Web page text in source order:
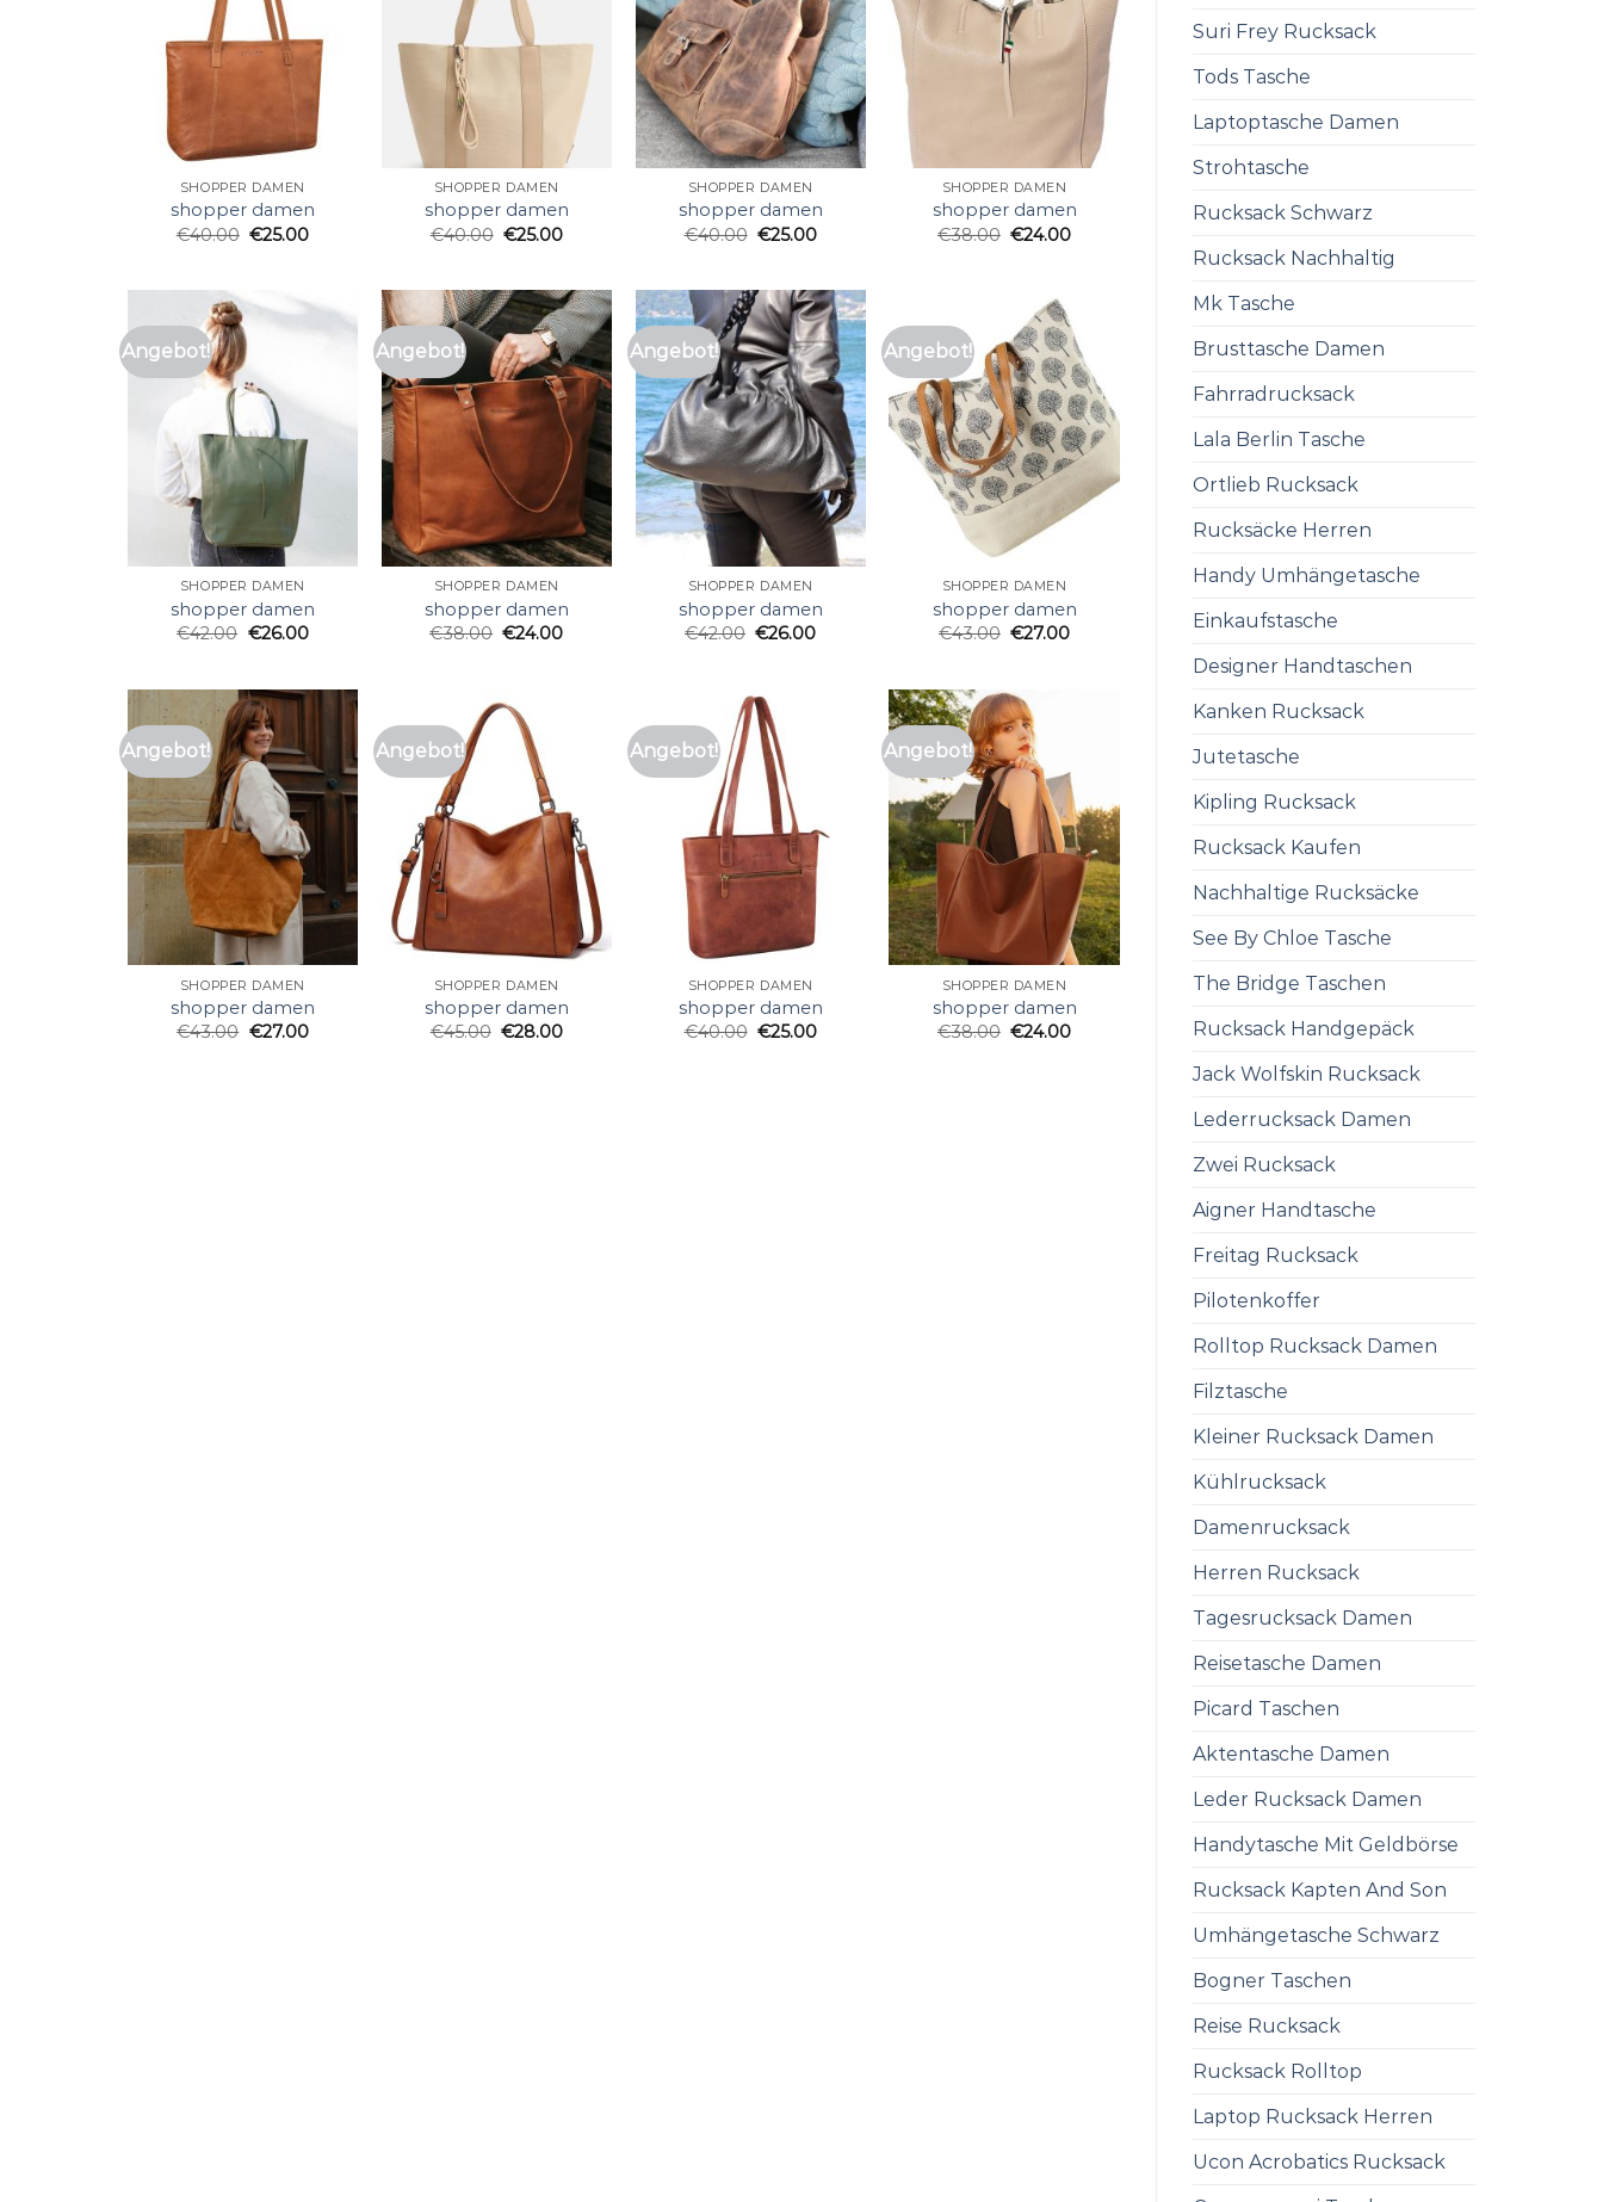
Suri Frey Rucksack
Tods Tasche
Laptoptasche Damen
Strohtasche
Rucksack Schwarz
Rucksack Nachhaltig
Mk Tasche
Brusttasche Damen
Fahrradrucksack
Lala Berlin Tasche
Ortlieb Rucksack
Rucksäcke Herren
Handy Umhängetasche
Einkaufstasche
Designer Handtaschen
Kanken Rucksack
Jutetasche
Kipling Rucksack
Rucksack Kaufen
Nachhaltige Rucksäcke
See By Chloe Tasche
The Bridge Taschen
Rucksack Handgepäck
Jack Wolfskin Rucksack
Lederrucksack Damen
Zwei Rucksack
Aigner Handtasche
Freitag Rucksack
Pilotenkoffer
Rolltop Rucksack Damen
Filztasche
Kleiner Rucksack Damen
Kühlrucksack
Damenrucksack
Herren Rucksack
Tagesrucksack Damen
Reisetasche Damen
Picard Taschen
Aktentasche Damen
Leder Rucksack Damen
Handytasche Mit Geldbörse
Rucksack Kapten And Son
Umhängetasche Schwarz
Bogner Taschen
Reise Rucksack
Rucksack Rolltop
Laptop Rucksack Herren
Ucon Acrobatics Rucksack
SHOPPER DAMEN
shopper damen
€40.00 €25.00
SHOPPER DAMEN
shopper damen
€40.00 €25.00
SHOPPER DAMEN
shopper damen
€40.00 €25.00
SHOPPER DAMEN
shopper damen
€38.00 €24.00
Angebot!
SHOPPER DAMEN
shopper damen
€42.00 €26.00
Angebot!
SHOPPER DAMEN
shopper damen
€38.00 €24.00
Angebot!
SHOPPER DAMEN
shopper damen
€42.00 €26.00
Angebot!
SHOPPER DAMEN
shopper damen
€43.00 €27.00
Angebot!
SHOPPER DAMEN
shopper damen
€43.00 €27.00
Angebot!
SHOPPER DAMEN
shopper damen
€45.00 €28.00
Angebot!
SHOPPER DAMEN
shopper damen
€40.00 €25.00
Angebot!
SHOPPER DAMEN
shopper damen
€38.00 €24.00